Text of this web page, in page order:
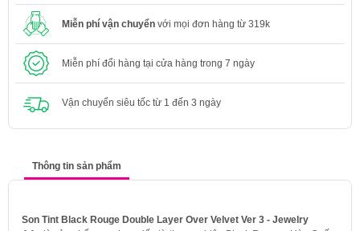
Miễn phí vận chuyển với mọi đơn hàng từ 319k
Miễn phí đổi hàng tại cửa hàng trong 7 ngày
Vận chuyển siêu tốc từ 1 đến 3 ngày
Thông tin sản phẩm
Son Tint Black Rouge Double Layer Over Velvet Ver 3 - Jewelry